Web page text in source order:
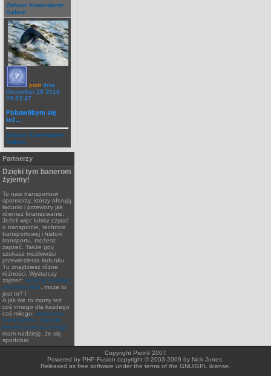
Zobacz Komentarze
Galerii
piotr dnia
December 28 2018
20:33:47
Pobawiłbym się
też...
Zobacz Komentarze
Galerii
Partnerzy
Dzięki tym banerom
żyjemy!
To nasi transportowi
sponsorzy, którzy oferują
ładunki i przewozy jak
również finansowanie.
Jeżeli więc lubisz czytać
o transporcie, technice
transportowej i historii
transportu, możesz
zajrzeć. Także gdy
szukasz możliwości
przewiezienia ładunku
Tu znajdziesz różne
różności. Wystarczy
zajrzeć: leasing, leasing
na samochód , może to
jest to? l
A jak nie to mamy też
coś innego dla każdego
coś miłego: obliczenia
numeryczne, metoda
elementu skończonego
mam nadzieję, że się
spodobal
Copyright Piotr© 2007
Powered by PHP-Fusion copyright © 2003-2009 by Nick Jones.
Released as free software under the terms of the GNU/GPL license.